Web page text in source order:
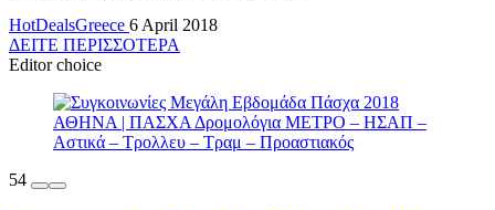
HotDealsGreece 6 April 2018
ΔΕΙΤΕ ΠΕΡΙΣΣΟΤΕΡΑ
Editor choice
54